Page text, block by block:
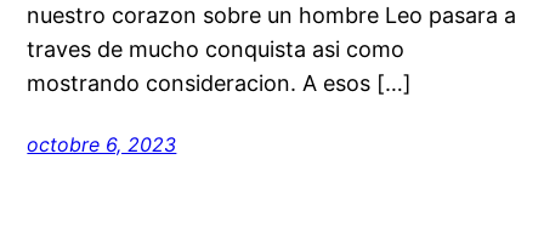
nuestro corazon sobre un hombre Leo pasara a
traves de mucho conquista asi­ como
mostrando consideracion. A esos […]
octobre 6, 2023